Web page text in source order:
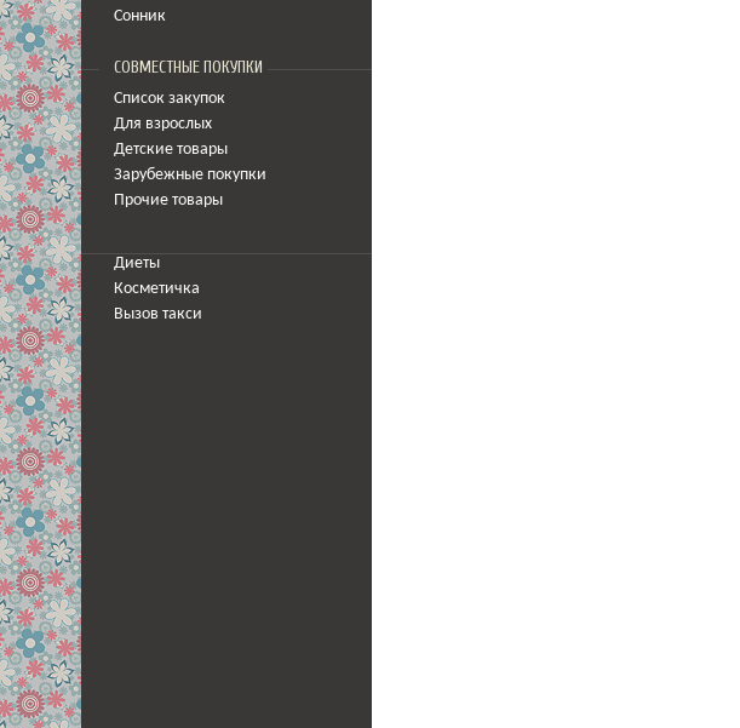
Сонник
СОВМЕСТНЫЕ ПОКУПКИ
Список закупок
Для взрослых
Детские товары
Зарубежные покупки
Прочие товары
Диеты
Косметичка
Вызов такси